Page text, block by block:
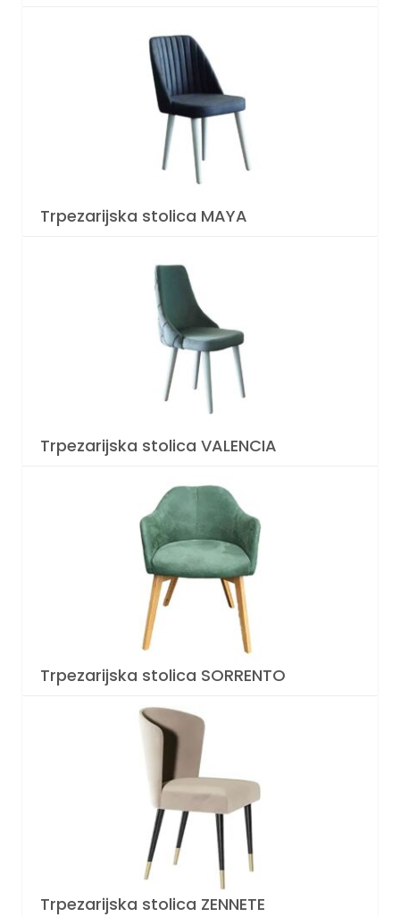
Trpezarijska stolica MAYA
Trpezarijska stolica VALENCIA
Trpezarijska stolica SORRENTO
Trpezarijska stolica ZENNETE